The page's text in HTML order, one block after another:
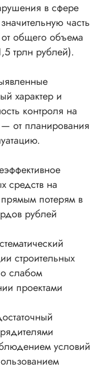
в сфере
часть
общего объема
трлн рублей).
характер и
контроля на
— от планирования
средств на
прямым потерям в
рублей
строительных
о слабом
проектами
условий